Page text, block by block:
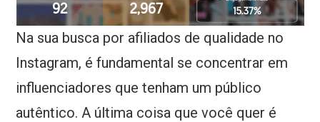
Na sua busca por afiliados de qualidade no
Instagram, é fundamental se concentrar em
influenciadores que tenham um público
autêntico. A última coisa que você quer é